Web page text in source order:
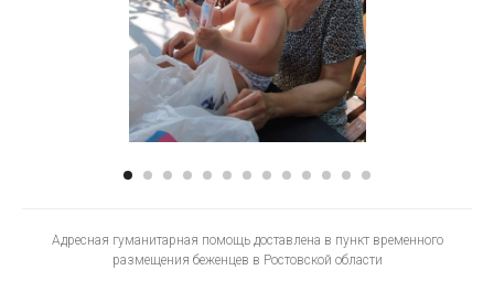
Адресная гуманитарная помощь доставлена в пункт временного
размещения беженцев в Ростовской области